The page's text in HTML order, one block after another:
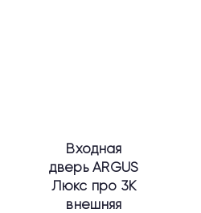
Входная
дверь ARGUS
Люкс про 3К
внешняя
на
странице
товара.